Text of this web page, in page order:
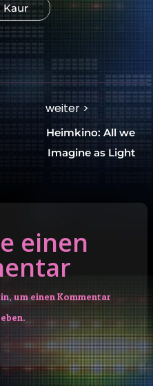
Kaur
facebook.com
weiter >
Next
post:
Heimkino: All we
Imagine as Light
einen
um einen Kommentar